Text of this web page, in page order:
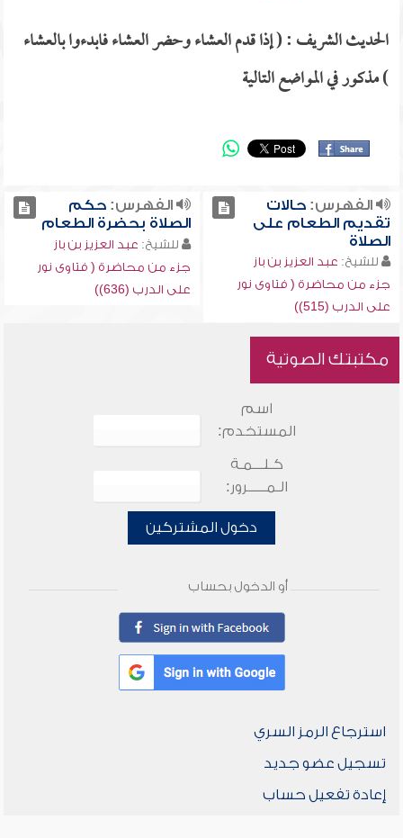
الحديث الشريف : ( إذا قدم العشاء وحضر العشاء فابدءوا بالعشاء
) مذكور في المواضع التالية
الفهرس:حالات
تقديم الطعام على
الصلاة
للشيخ: عبد العزيز بن باز
جزء من محاضرة ( فتاوى نور
على الدرب (515))
الفهرس:حكم
الصلاة بحضرة الطعام
للشيخ: عبد العزيز بن باز
جزء من محاضرة ( فتاوى نور
على الدرب (636))
مكتبتك الصوتية
اسم
المستخدم:
كـلـــمـة
الـمـــــرور:
دخول المشتركين
أو الدخول بحساب
استرجاع الرمز السري
تسجيل عضو جديد
إعادة تفعيل حساب